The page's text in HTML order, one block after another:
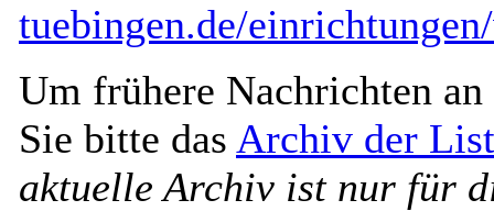
tuebingen.de/
Um frühere Nachrichten an
Sie bitte das Archiv der
aktuelle Archiv ist nur für